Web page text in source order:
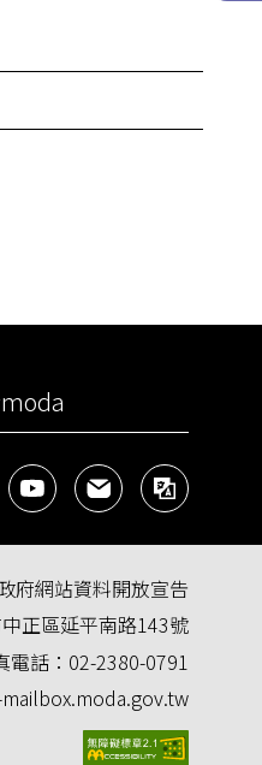
YouTube民意信箱雙語
府網站資料開放宣告
正區延平南路143號
電話： 02-2380-0791